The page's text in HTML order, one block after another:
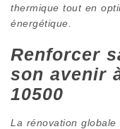
thermique tout en
énergétique.
Renforcer
son avenir
10500
La rénovation globale